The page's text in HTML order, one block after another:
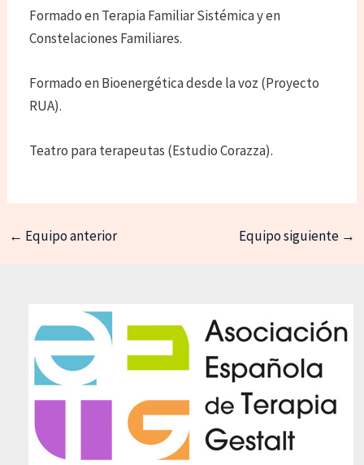
Formado en Terapia Familiar Sistémica y en
Constelaciones Familiares.
Formado en Bioenergética desde la voz (Proyecto
RUA).
Teatro para terapeutas (Estudio Corazza).
← Equipo anterior Equipo siguiente →